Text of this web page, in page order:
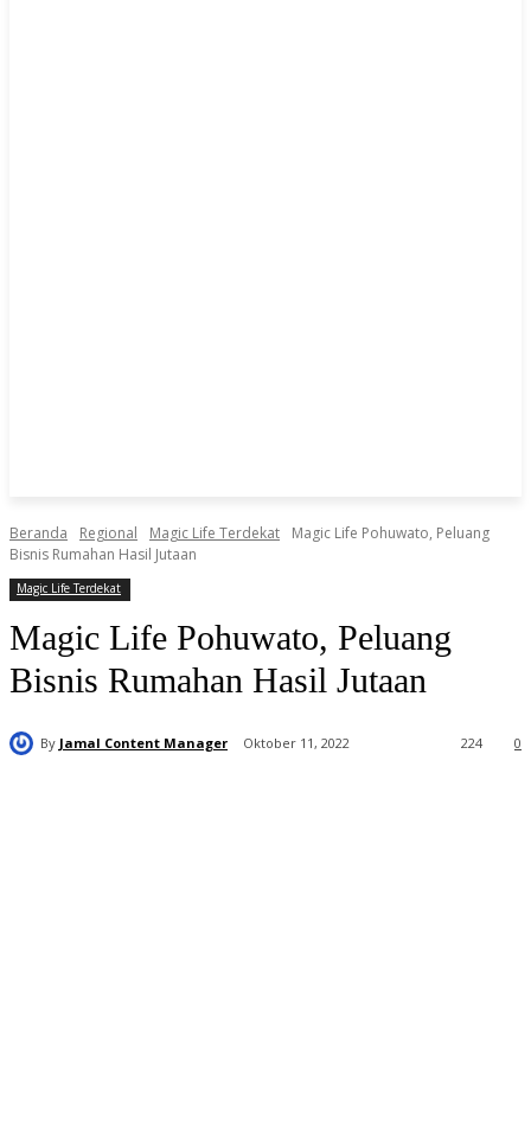
Beranda Regional Magic Life Terdekat
Magic Life Pohuwato, Peluang
Bisnis Rumahan Hasil Jutaan
Magic Life Terdekat
Magic Life Pohuwato, Peluang
Bisnis Rumahan Hasil Jutaan
By Jamal Content Manager Oktober 11, 2022 0
224